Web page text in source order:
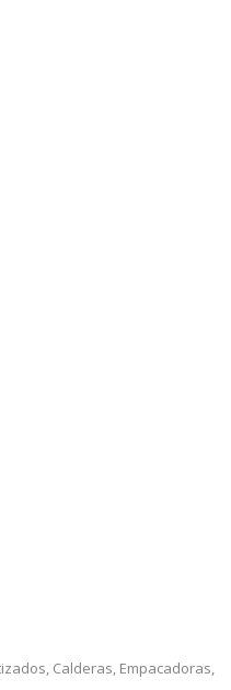
Calderas, Empacadoras,